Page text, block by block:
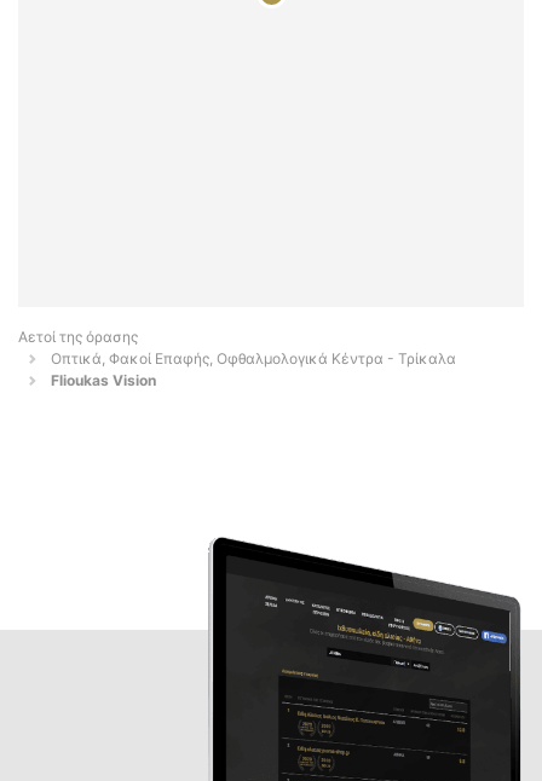
Αετοί της όρασης
Οπτικά, Φακοί Επαφής, Οφθαλμολογικά Κέντρα - Τρίκαλα
Flioukas Vision